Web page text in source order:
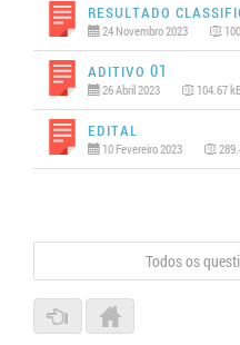
Resultado
24 Novembro 2023
Aditivo 01
26 Abril 2023 104.67
Edital
10 Fevereiro 2023
Todos os